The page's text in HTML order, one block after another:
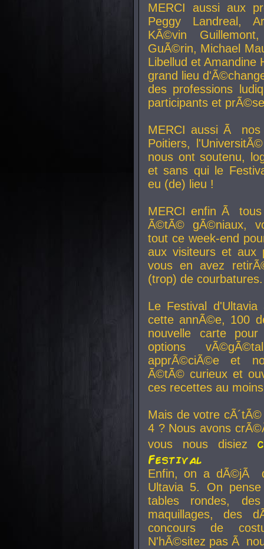
MERCI aussi aux
Peggy Landreal,
KÃ©vin
GuÃ©rin, Michael
Libellud et Amandine
grand lieu
des professions
participants et
MERCI aussi Ã nos
Poitiers,
nous ont soutenu,
et sans qui le
eu (de) lieu !
MERCI enfin Ã
Ã©tÃ© gÃ©niaux,
tout ce week-end
aux visiteurs et aux
vous en avez
(trop) de courbatures.
Le Festival
cette annÃ©e, 100
nouvelle carte
options
apprÃ©ciÃ©e et
Ã©tÃ© curieux et
ces recettes au
Mais de votre
4 ? Nous avons
vous nous disiez
Festival
Enfin, on a dÃ©jÃ
Ultavia 5. On
tables rondes,
maquillages, des
concours de
N'hÃ©sitez pas Ã